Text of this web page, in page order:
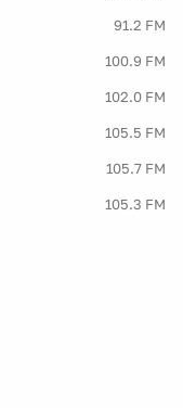
91.2 FM
100.9 FM
102.0 FM
105.5 FM
105.7 FM
105.3 FM